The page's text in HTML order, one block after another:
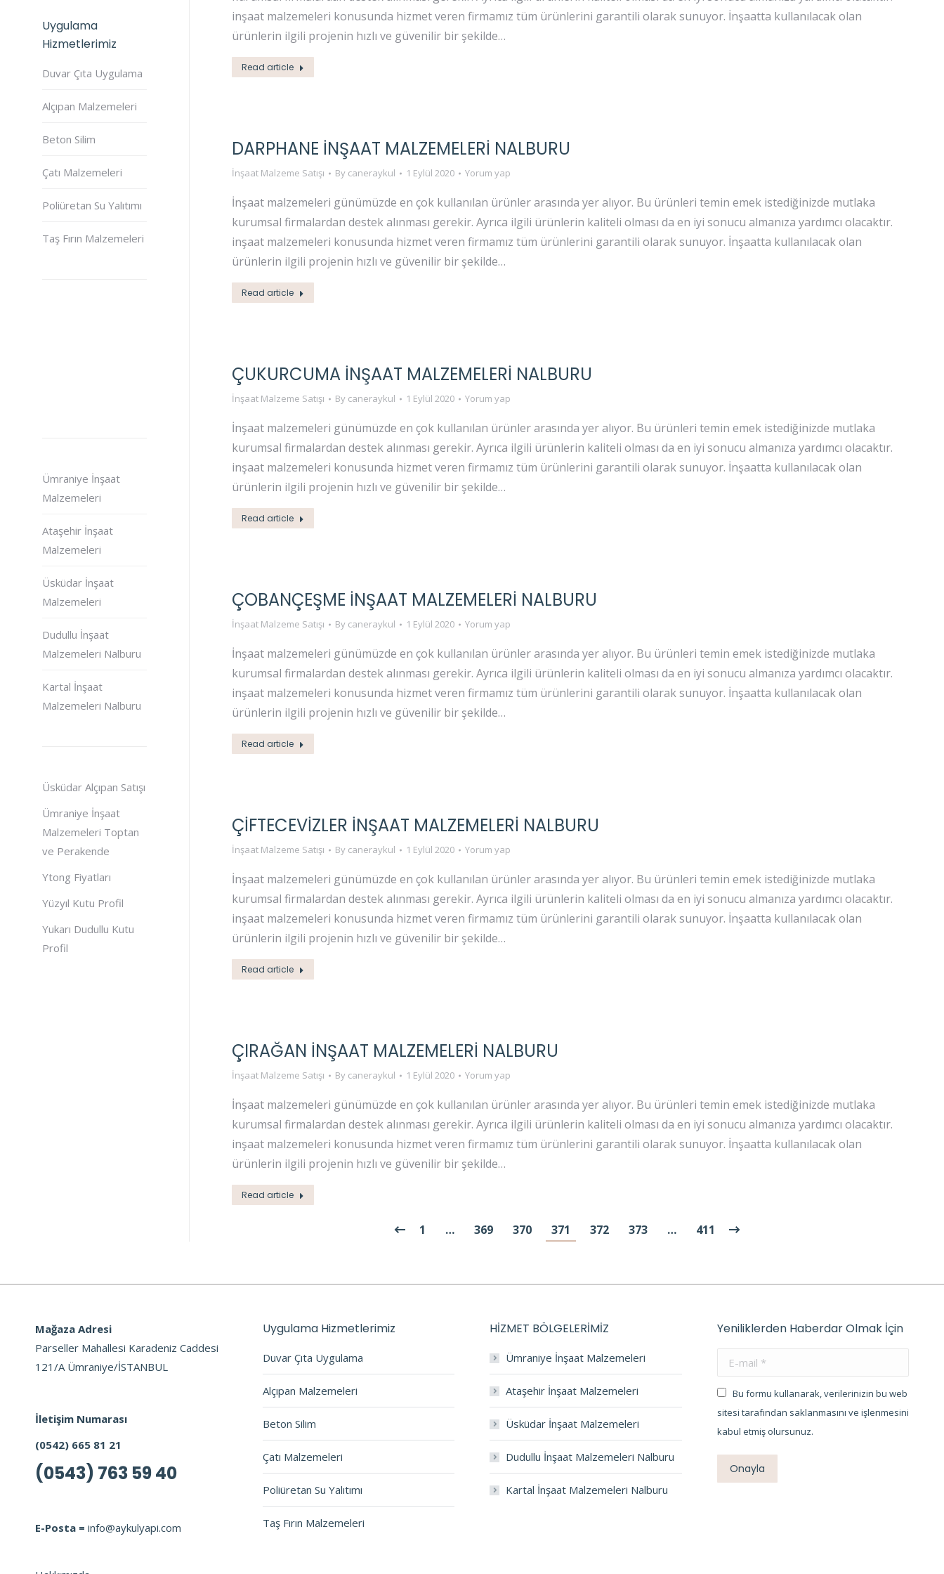
inşaat malzemeleri konusunda hizmet veren firmamız tüm ürünlerini garantili olarak sunuyor. İnşaatta kullanılacak olan
ürünlerin ilgili projenin hızlı ve güvenilir bir şekilde…
Read article
DARPHANE İNŞAAT MALZEMELERI NALBURU
İnşaat Malzeme Satışı By caneraykul 1 Eylül 2020 Yorum yap
İnşaat malzemeleri günümüzde en çok kullanılan ürünler arasında yer alıyor. Bu ürünleri temin emek istediğinizde mutlaka
kurumsal firmalardan destek alınması gerekir. Ayrıca ilgili ürünlerin kaliteli olması da en iyi sonucu almanıza yardımcı olacaktır.
inşaat malzemeleri konusunda hizmet veren firmamız tüm ürünlerini garantili olarak sunuyor. İnşaatta kullanılacak olan
ürünlerin ilgili projenin hızlı ve güvenilir bir şekilde…
Read article
ÇUKURCUMA İNŞAAT MALZEMELERI NALBURU
İnşaat Malzeme Satışı By caneraykul 1 Eylül 2020 Yorum yap
İnşaat malzemeleri günümüzde en çok kullanılan ürünler arasında yer alıyor. Bu ürünleri temin emek istediğinizde mutlaka
kurumsal firmalardan destek alınması gerekir. Ayrıca ilgili ürünlerin kaliteli olması da en iyi sonucu almanıza yardımcı olacaktır.
inşaat malzemeleri konusunda hizmet veren firmamız tüm ürünlerini garantili olarak sunuyor. İnşaatta kullanılacak olan
ürünlerin ilgili projenin hızlı ve güvenilir bir şekilde…
Read article
ÇOBANÇEŞME İNŞAAT MALZEMELERI NALBURU
İnşaat Malzeme Satışı By caneraykul 1 Eylül 2020 Yorum yap
İnşaat malzemeleri günümüzde en çok kullanılan ürünler arasında yer alıyor. Bu ürünleri temin emek istediğinizde mutlaka
kurumsal firmalardan destek alınması gerekir. Ayrıca ilgili ürünlerin kaliteli olması da en iyi sonucu almanıza yardımcı olacaktır.
inşaat malzemeleri konusunda hizmet veren firmamız tüm ürünlerini garantili olarak sunuyor. İnşaatta kullanılacak olan
ürünlerin ilgili projenin hızlı ve güvenilir bir şekilde…
Read article
ÇIFTECEVIZLER İNŞAAT MALZEMELERI NALBURU
İnşaat Malzeme Satışı By caneraykul 1 Eylül 2020 Yorum yap
İnşaat malzemeleri günümüzde en çok kullanılan ürünler arasında yer alıyor. Bu ürünleri temin emek istediğinizde mutlaka
kurumsal firmalardan destek alınması gerekir. Ayrıca ilgili ürünlerin kaliteli olması da en iyi sonucu almanıza yardımcı olacaktır.
inşaat malzemeleri konusunda hizmet veren firmamız tüm ürünlerini garantili olarak sunuyor. İnşaatta kullanılacak olan
ürünlerin ilgili projenin hızlı ve güvenilir bir şekilde…
Read article
ÇIRAĞAN İNŞAAT MALZEMELERI NALBURU
İnşaat Malzeme Satışı By caneraykul 1 Eylül 2020 Yorum yap
İnşaat malzemeleri günümüzde en çok kullanılan ürünler arasında yer alıyor. Bu ürünleri temin emek istediğinizde mutlaka
kurumsal firmalardan destek alınması gerekir. Ayrıca ilgili ürünlerin kaliteli olması da en iyi sonucu almanıza yardımcı olacaktır.
inşaat malzemeleri konusunda hizmet veren firmamız tüm ürünlerini garantili olarak sunuyor. İnşaatta kullanılacak olan
ürünlerin ilgili projenin hızlı ve güvenilir bir şekilde…
Read article
1 … 369 370 371 372 373 … 411
Uygulama
Hizmetlerimiz
Duvar Çıta Uygulama
Alçıpan Malzemeleri
Beton Silim
Çatı Malzemeleri
Poliüretan Su Yalıtımı
Taş Fırın Malzemeleri
Ümraniye İnşaat
Malzemeleri
Ataşehir İnşaat
Malzemeleri
Üsküdar İnşaat
Malzemeleri
Dudullu İnşaat
Malzemeleri Nalburu
Kartal İnşaat
Malzemeleri Nalburu
Üsküdar Alçıpan Satışı
Ümraniye İnşaat
Malzemeleri Toptan
ve Perakende
Ytong Fiyatları
Yüzyıl Kutu Profil
Yukarı Dudullu Kutu
Profil
Mağaza Adresi
Parseller Mahallesi Karadeniz Caddesi
121/A Ümraniye/İSTANBUL
İletişim Numarası
(0542) 665 81 21
(0543) 763 59 40
E-Posta = info@aykulyapi.com
Uygulama Hizmetlerimiz
Duvar Çıta Uygulama
Alçıpan Malzemeleri
Beton Silim
Çatı Malzemeleri
Poliüretan Su Yalıtımı
Taş Fırın Malzemeleri
HİZMET BÖLGELERİMİZ
Ümraniye İnşaat Malzemeleri
Ataşehir İnşaat Malzemeleri
Üsküdar İnşaat Malzemeleri
Dudullu İnşaat Malzemeleri Nalburu
Kartal İnşaat Malzemeleri Nalburu
Yeniliklerden Haberdar Olmak İçin
E-mail *
Bu formu kullanarak, verilerinizin bu web
sitesi tarafından saklanmasını ve işlenmesini
kabul etmiş olursunuz.
Onayla